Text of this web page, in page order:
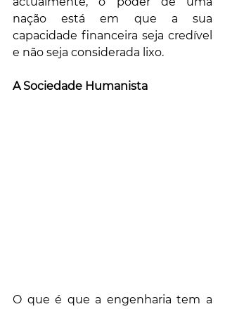
nação está em que a sua
capacidade financeira seja credível
e não seja considerada lixo.
A Sociedade Humanista
O que é que a engenharia tem a